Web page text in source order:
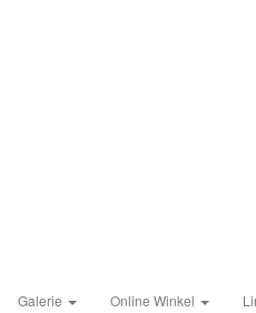
Galerie Online Winkel